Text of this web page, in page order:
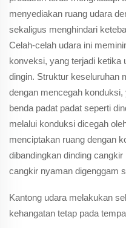
menyediakan ruang udara
sekaligus menghindari
Celah-celah udara ini
konveksi, yang terjadi ketika
dingin. Struktur keseluruhan
dengan mencegah
benda padat padat seperti
melalui konduksi dicegah
menciptakan ruang dengan
dibandingkan dinding
cangkir nyaman digenggam
Kantong udara melakukan
kehangatan tetap pada